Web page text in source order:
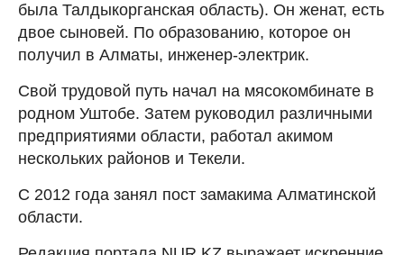
была Талдыкорганская область). Он женат, есть
двое сыновей. По образованию, которое он
получил в Алматы, инженер-электрик.
Свой трудовой путь начал на мясокомбинате в
родном Уштобе. Затем руководил различными
предприятиями области, работал акимом
нескольких районов и Текели.
С 2012 года занял пост замакима Алматинской
области.